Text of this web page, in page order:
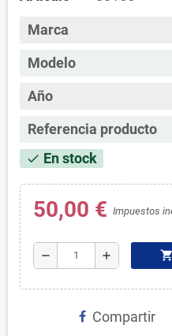
Marca
Modelo
Año
Referencia producto
check En stock
50,00 € Impuestos
remove add shopping_cart
Compartir